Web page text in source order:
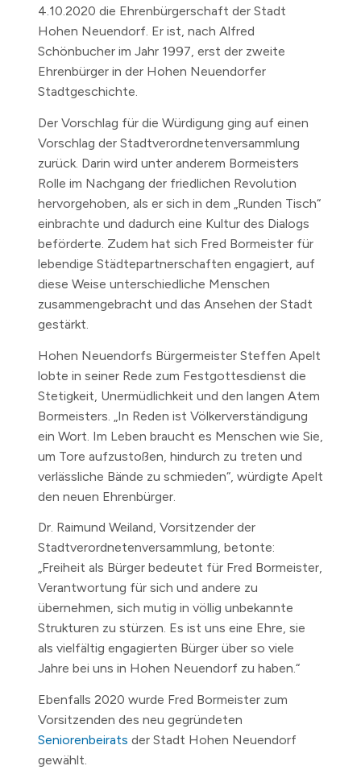
4.10.2020 die Ehrenbürgerschaft der Stadt
Hohen Neuendorf. Er ist, nach Alfred
Schönbucher im Jahr 1997, erst der zweite
Ehrenbürger in der Hohen Neuendorfer
Stadtgeschichte.
Der Vorschlag für die Würdigung ging auf einen
Vorschlag der Stadtverordnetenversammlung
zurück. Darin wird unter anderem Bormeisters
Rolle im Nachgang der friedlichen Revolution
hervorgehoben, als er sich in dem „Runden Tisch“
einbrachte und dadurch eine Kultur des Dialogs
beförderte. Zudem hat sich Fred Bormeister für
lebendige Städtepartnerschaften engagiert, auf
diese Weise unterschiedliche Menschen
zusammengebracht und das Ansehen der Stadt
gestärkt.
Hohen Neuendorfs Bürgermeister Steffen Apelt
lobte in seiner Rede zum Festgottesdienst die
Stetigkeit, Unermüdlichkeit und den langen Atem
Bormeisters. „In Reden ist Völkerverständigung
ein Wort. Im Leben braucht es Menschen wie Sie,
um Tore aufzustoßen, hindurch zu treten und
verlässliche Bände zu schmieden“, würdigte Apelt
den neuen Ehrenbürger.
Dr. Raimund Weiland, Vorsitzender der
Stadtverordnetenversammlung, betonte:
„Freiheit als Bürger bedeutet für Fred Bormeister,
Verantwortung für sich und andere zu
übernehmen, sich mutig in völlig unbekannte
Strukturen zu stürzen. Es ist uns eine Ehre, sie
als vielfältig engagierten Bürger über so viele
Jahre bei uns in Hohen Neuendorf zu haben.“
Ebenfalls 2020 wurde Fred Bormeister zum
Vorsitzenden des neu gegründeten
Seniorenbeirats der Stadt Hohen Neuendorf
gewählt.